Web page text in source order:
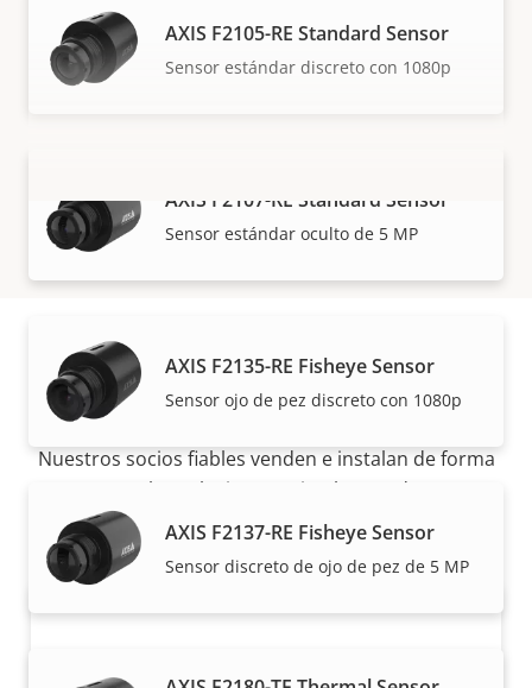
VISUALIZAR MÁS
AXIS F2105-RE Standard Sensor
Sensor estándar discreto con 1080p
AXIS F2107-RE Standard Sensor
Sensor estándar oculto de 5 MP
AXIS F2135-RE Fisheye Sensor
Sensor ojo de pez discreto con 1080p
AXIS F2137-RE Fisheye Sensor​
Sensor discreto de ojo de pez de 5 MP
Cómo comprar
Nuestros socios fiables venden e instalan de forma
experta las soluciones Axis y los productos
individuales.